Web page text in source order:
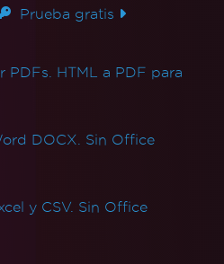
inicial es lento
fuentes
Windows
IronPDF debería usar?
IronPDF
de problemas con IronPDF
de IronPDF
de espera de render
grandes utilizando
Prueba gratis
PDFs. HTML a PDF para
DOCX. Sin Office
y CSV. Sin Office